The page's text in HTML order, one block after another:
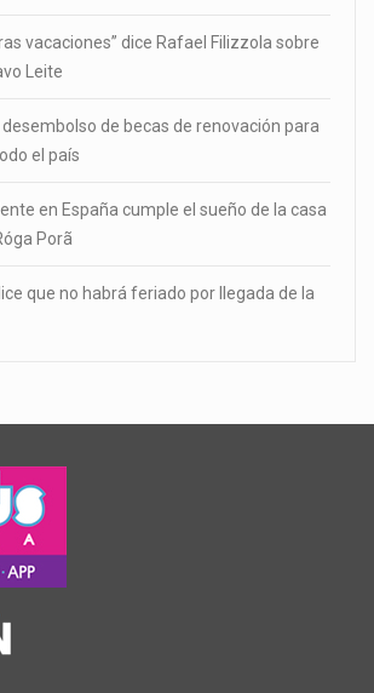
vacaciones” dice Rafael Filizzola sobre
Leite
desembolso de becas de renovación para
el país
en España cumple el sueño de la casa
Porã
que no habrá feriado por llegada de la